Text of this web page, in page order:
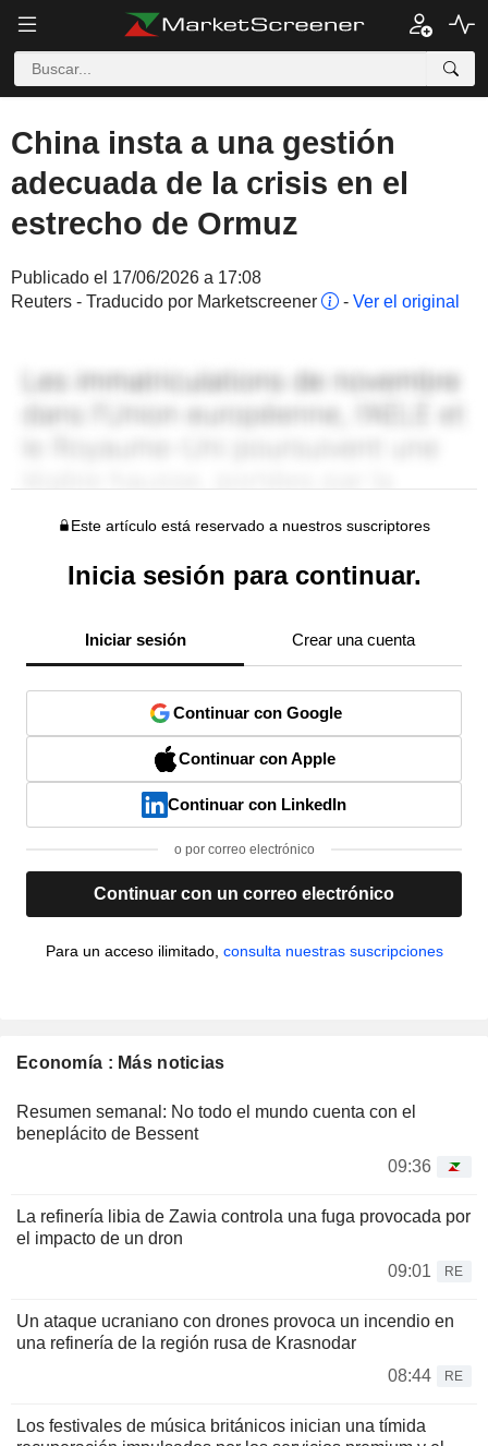
China insta a una gestión
adecuada de la crisis en el
estrecho de Ormuz
Publicado el 17/06/2026 a 17:08
Reuters - Traducido por Marketscreener
- Ver el original
Este artículo está reservado a nuestros suscriptores
Inicia sesión para continuar.
Iniciar sesión Crear una cuenta
Continuar con Google
Continuar con Apple
Continuar con LinkedIn
o por correo electrónico
Continuar con un correo electrónico
Para un acceso ilimitado, consulta nuestras suscripciones
Economía : Más noticias
Resumen semanal: No todo el mundo cuenta con el
beneplácito de Bessent
09:36
La refinería libia de Zawia controla una fuga provocada por
el impacto de un dron
09:01
RE
Un ataque ucraniano con drones provoca un incendio en
una refinería de la región rusa de Krasnodar
08:44
RE
Los festivales de música británicos inician una tímida